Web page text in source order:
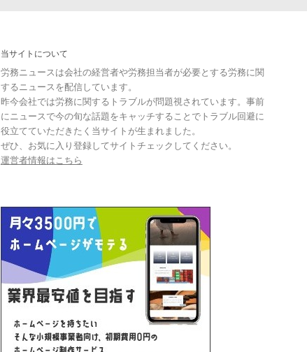
当サイトについて
労務ニュースは会社の経営者や労務担当者が必要とする労務に関
するニュースを配信しています。
昨今会社では労務に関するトラブルが問題視されています。事前
にニュースで今の旬な話題をキャッチすることでトラブル回避に
役立てていただきたく当サイトが生まれました。
ぜひ、お気に入り登録してサイトチェックしてください。
運営者情報はこちら